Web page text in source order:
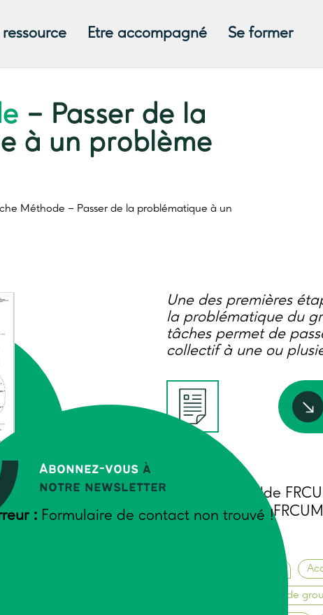
ressource Etre accompagné Se former
Abonnez-vous à
notre newsletter
: Formulaire de contact non trouvé !
– Passer de la
à un problème
Méthode – Passer de la problématique à un
Une des premières
la problématique du
tâches permet de
collectif à une ou
Gaudin Mathilde
Velasco Aurélie
Méthodes d’animation de